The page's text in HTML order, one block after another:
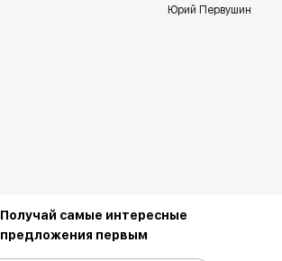
Юрий Первушин
Получай самые интересные
предложения первым